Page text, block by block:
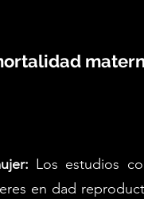
Los estudios
en dad